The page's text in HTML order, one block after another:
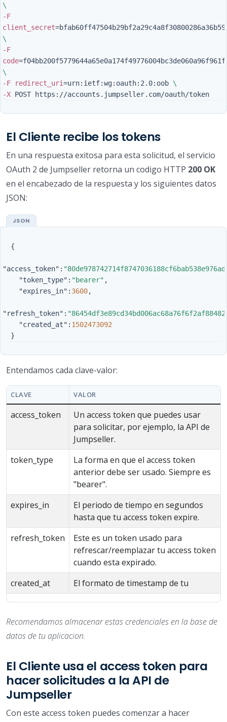
\
-F
client_secret=
\
-F
code=
\
-F
redirect_uri=urn:ietf:wg:oauth:2.0:oob \
-X
El Cliente recibe los tokens
En una respuesta exitosa para esta solicitud, el servicio
OAuth 2 de Jumpseller retorna un codigo HTTP 200 OK
en el encabezado de la respuesta y los siguientes datos
JSON:
{
"access_token" :
"token_type" : "bearer" ,
"expires_in" : 3600,
"refresh_token" :
"created_at" : 1502473092
}
Entendamos cada clave-valor:
CLAVE VALOR
access_token
Un access token que puedes usar
para solicitar, por ejemplo, la API de
Jumpseller.
token_type
La forma en que el access token
anterior debe ser usado. Siempre es
"bearer".
expires_in
El periodo de tiempo en segundos
hasta que tu access token expire.
refresh_token
Este es un token usado para
refrescar/reemplazar tu access token
cuando esta expirado.
created_at
El formato de timestamp de tu
Recomendamos almacenar estas credenciales en la base de
datos de tu aplicacion.
El Cliente usa el access token para
hacer solicitudes a la API de
Jumpseller
Con este access token puedes comenzar a hacer